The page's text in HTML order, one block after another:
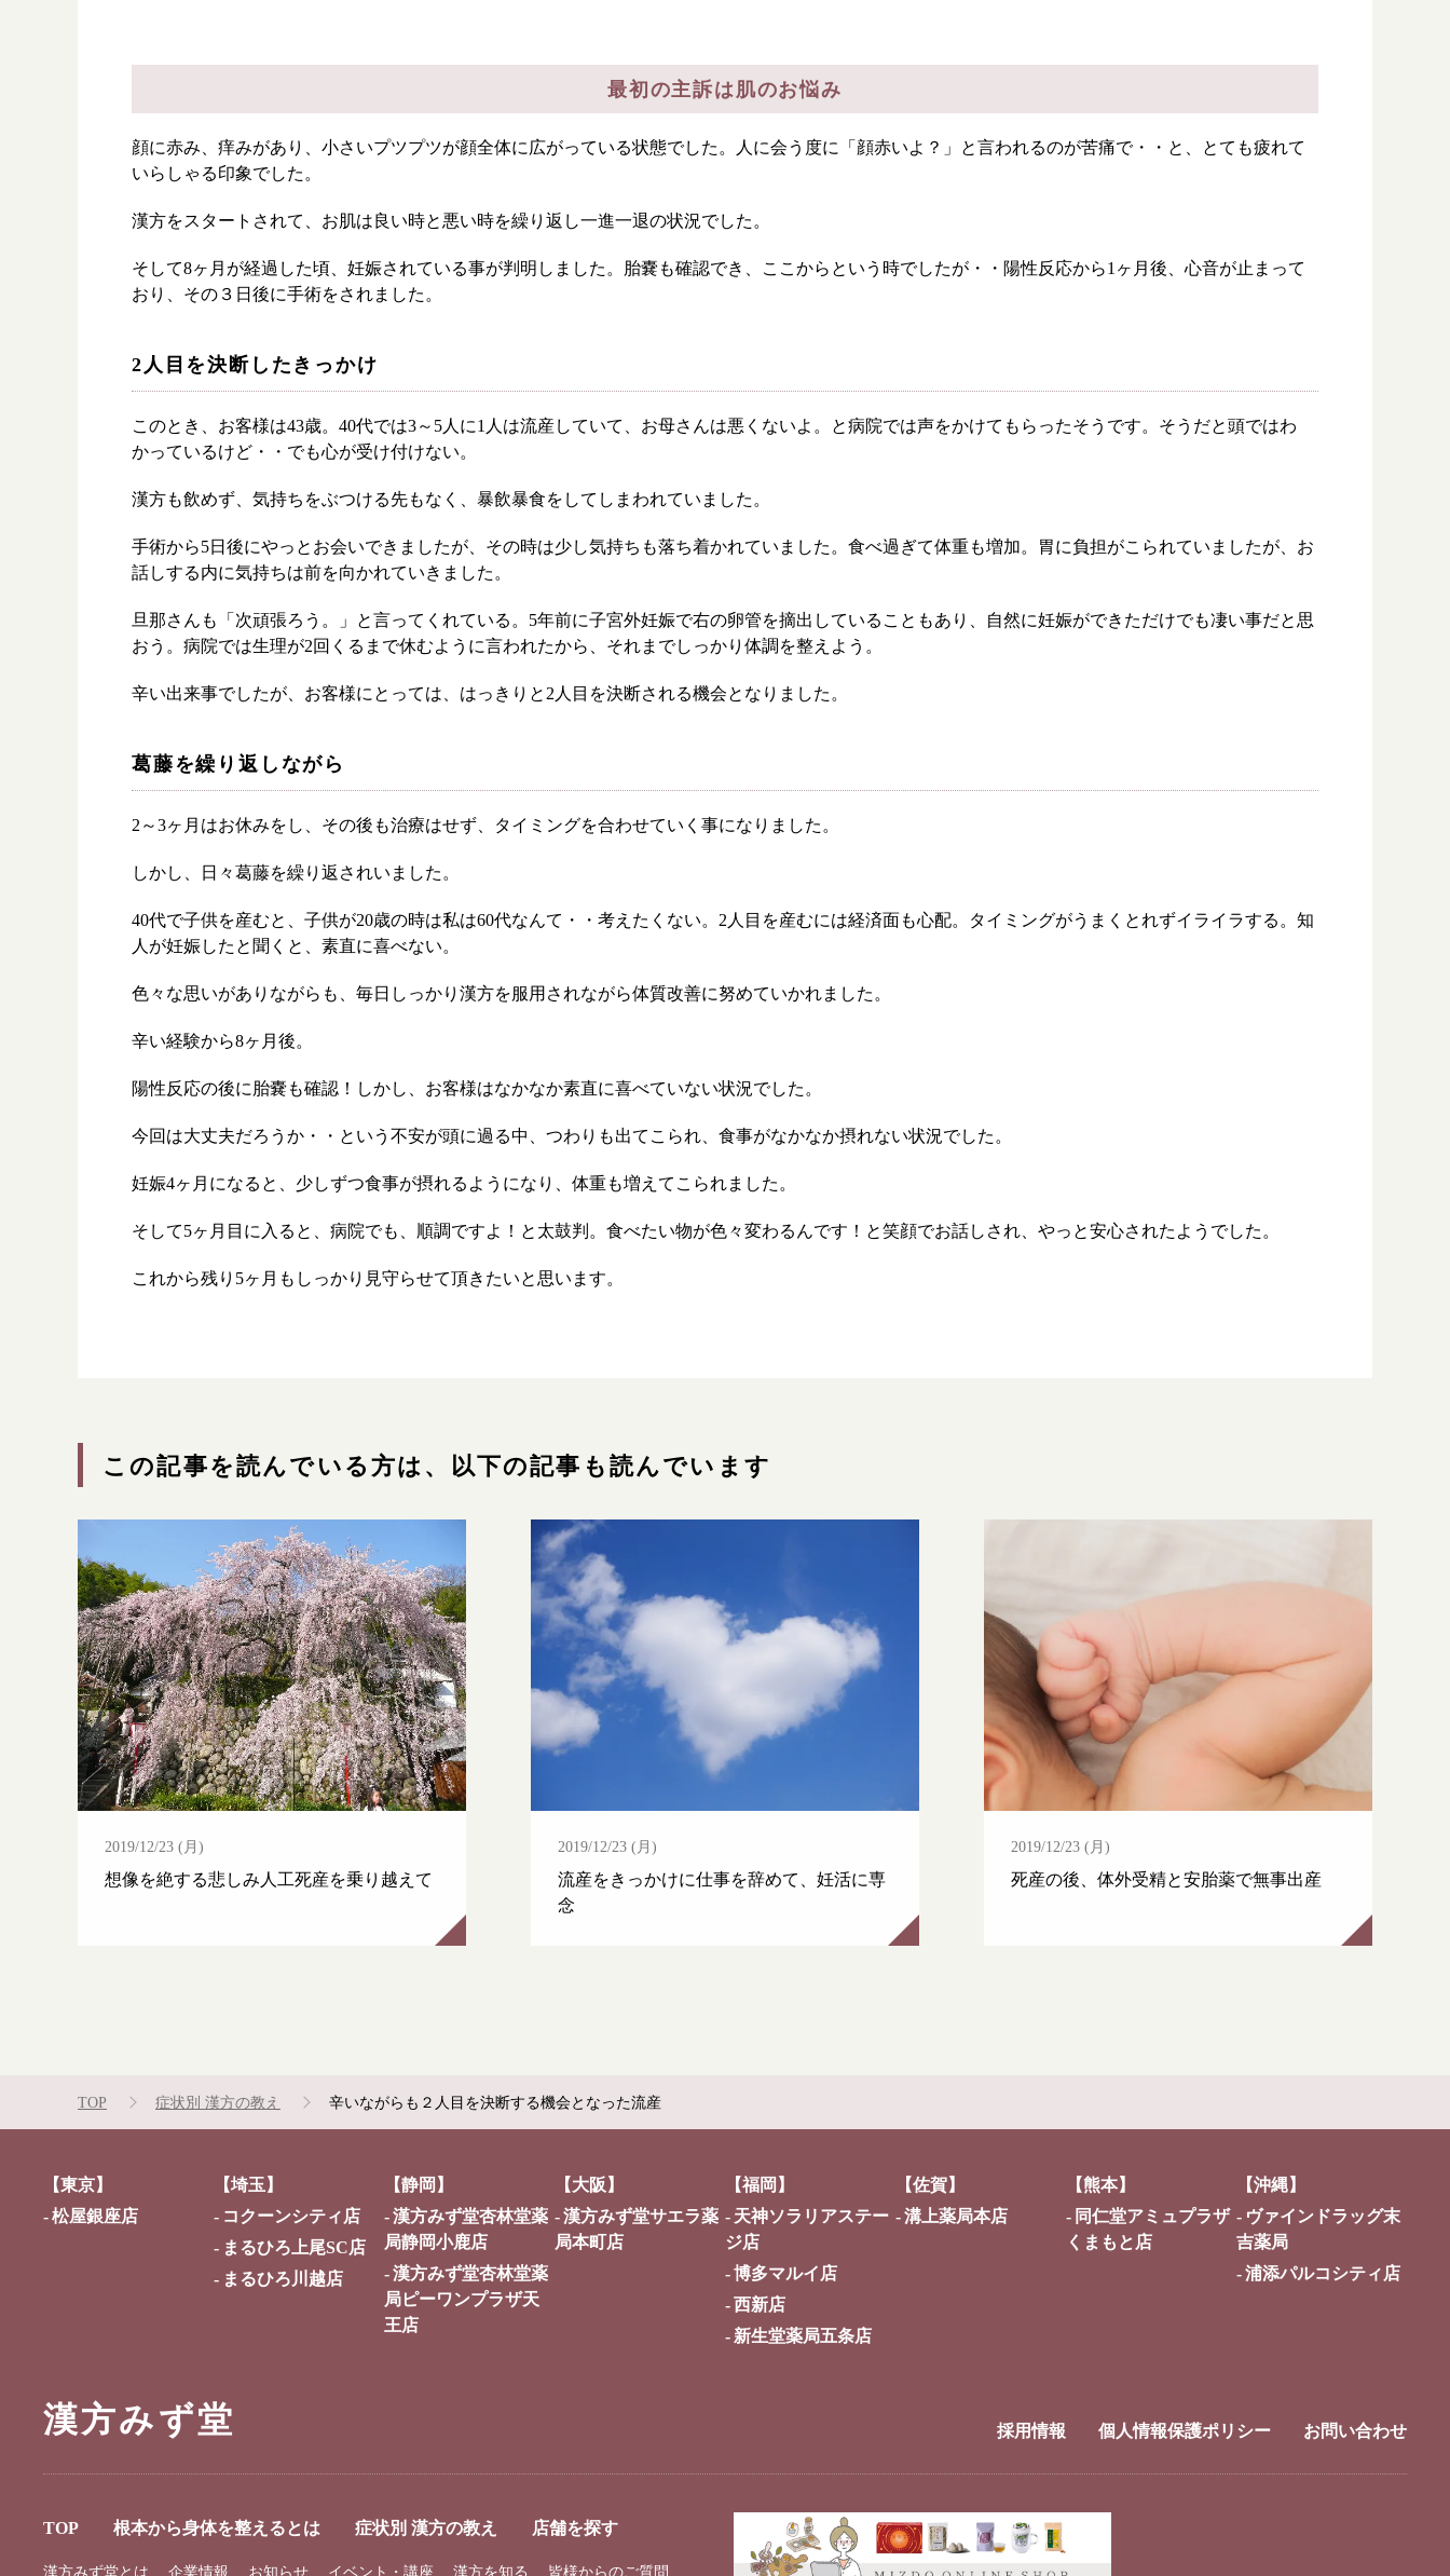
根本から身体を整えるとは
店舗を探す
漢方を知る 皆様からのご質問
採用情報
最初の主訴は肌のお悩み
顔に赤み、痒みがあり、小さいプツプツが顔全体に広がっている状態でした。人に会う度に「顔赤いよ？」と言われるのが苦痛で・・と、とても疲れて
いらしゃる印象でした。
漢方をスタートされて、お肌は良い時と悪い時を繰り返し一進一退の状況でした。
そして8ヶ月が経過した頃、妊娠されている事が判明しました。胎嚢も確認でき、ここからという時でしたが・・陽性反応から1ヶ月後、心音が止まって
おり、その３日後に手術をされました。
2人目を決断したきっかけ
このとき、お客様は43歳。40代では3～5人に1人は流産していて、お母さんは悪くないよ。と病院では声をかけてもらったそうです。そうだと頭ではわ
かっているけど・・でも心が受け付けない。
漢方も飲めず、気持ちをぶつける先もなく、暴飲暴食をしてしまわれていました。
手術から5日後にやっとお会いできましたが、その時は少し気持ちも落ち着かれていました。食べ過ぎて体重も増加。胃に負担がこられていましたが、お
話しする内に気持ちは前を向かれていきました。
旦那さんも「次頑張ろう。」と言ってくれている。5年前に子宮外妊娠で右の卵管を摘出していることもあり、自然に妊娠ができただけでも凄い事だと思
おう。病院では生理が2回くるまで休むように言われたから、それまでしっかり体調を整えよう。
辛い出来事でしたが、お客様にとっては、はっきりと2人目を決断される機会となりました。
葛藤を繰り返しながら
2～3ヶ月はお休みをし、その後も治療はせず、タイミングを合わせていく事になりました。
しかし、日々葛藤を繰り返されいました。
40代で子供を産むと、子供が20歳の時は私は60代なんて・・考えたくない。2人目を産むには経済面も心配。タイミングがうまくとれずイライラする。知
人が妊娠したと聞くと、素直に喜べない。
色々な思いがありながらも、毎日しっかり漢方を服用されながら体質改善に努めていかれました。
辛い経験から8ヶ月後。
陽性反応の後に胎嚢も確認！しかし、お客様はなかなか素直に喜べていない状況でした。
今回は大丈夫だろうか・・という不安が頭に過る中、つわりも出てこられ、食事がなかなか摂れない状況でした。
妊娠4ヶ月になると、少しずつ食事が摂れるようになり、体重も増えてこられました。
そして5ヶ月目に入ると、病院でも、順調ですよ！と太鼓判。食べたい物が色々変わるんです！と笑顔でお話しされ、やっと安心されたようでした。
これから残り5ヶ月もしっかり見守らせて頂きたいと思います。
この記事を読んでいる方は、以下の記事も読んでいます
2019/12/23 (月)
想像を絶する悲しみ人工死産を乗り越えて
2019/12/23 (月)
流産をきっかけに仕事を辞めて、妊活に専
念
2019/12/23 (月)
死産の後、体外受精と安胎薬で無事出産
TOP 症状別 漢方の教え 辛いながらも２人目を決断する機会となった流産
【東京】
松屋銀座店
【埼玉】
コクーンシティ店
まるひろ上尾SC店
まるひろ川越店
【静岡】
漢方みず堂杏林堂薬
局静岡小鹿店
漢方みず堂杏林堂薬
局ピーワンプラザ天
王店
【大阪】
漢方みず堂サエラ薬
局本町店
【福岡】
天神ソラリアステー
ジ店
博多マルイ店
西新店
新生堂薬局五条店
【佐賀】
溝上薬局本店
【熊本】
同仁堂アミュプラザ
くまもと店
【沖縄】
ヴァインドラッグ末
吉薬局
浦添パルコシティ店
漢方みず堂
TOP 根本から身体を整えるとは 症状別 漢方の教え 店舗を探す
採用情報 個人情報保護ポリシー お問い合わせ
漢方みず堂とは 企業情報 お知らせ イベント・講座 漢方を知る 皆様からのご質問